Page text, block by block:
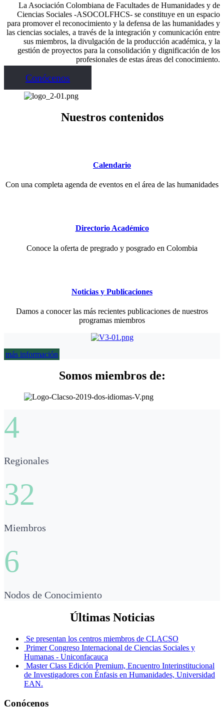
La Asociación Colombiana de Facultades de Humanidades y de
Ciencias Sociales -ASOCOLFHCS- se constituye en un espacio
para promover el reconocimiento y la defensa de las humanidades y
las ciencias sociales, a través de la integración y comunicación entre
sus miembros, la divulgación de la producción académica, y la
gestión de proyectos para la consolidación y dignificación de los
profesionales de estas áreas del conocimiento.
Conócenos
Nuestros contenidos
Calendario
Con una completa agenda de eventos en el área de las humanidades
Directorio Académico
Conoce la oferta de pregrado y posgrado en Colombia
Noticias y Publicaciones
Damos a conocer las más recientes publicaciones de nuestros
programas miembros
más información
Somos miembros de:
4
Regionales
32
Miembros
6
Nodos de Conocimiento
Últimas Noticias
Se presentan los centros miembros de CLACSO
Primer Congreso Internacional de Ciencias Sociales y
Humanas - Uniconfacauca
Master Class Edición Premium, Encuentro Interinstitucional
de Investigadores con Énfasis en Humanidades, Universidad
EAN.
Conócenos